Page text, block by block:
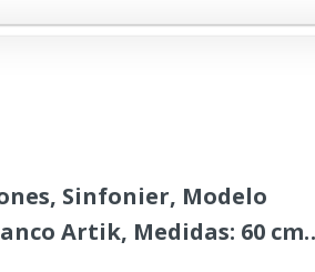
Sinfonier, Modelo
Artik, Medidas: 60 cm